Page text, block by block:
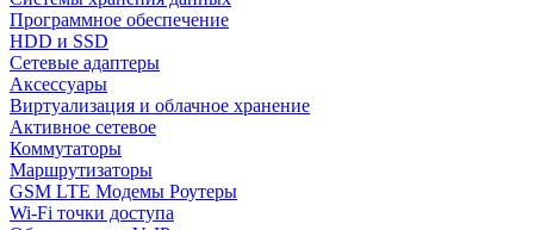
Программное обеспечение
HDD и SSD
Сетевые адаптеры
Аксессуары
Виртуализация и облачное хранение
Активное сетевое
Коммутаторы
Маршрутизаторы
GSM LTE Модемы Роутеры
Wi-Fi точки доступа